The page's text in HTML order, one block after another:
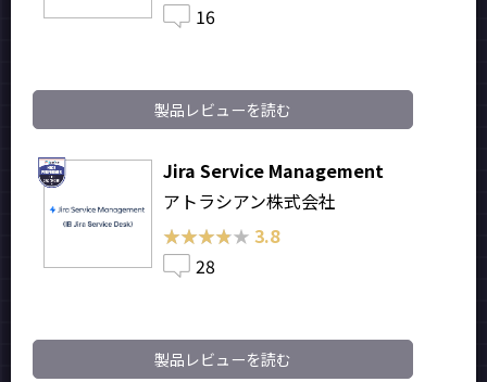
16
製品レビューを読む
Jira Service Management
アトラシアン株式会社
★★★★★
★★★★★ 3.8
28
製品レビューを読む